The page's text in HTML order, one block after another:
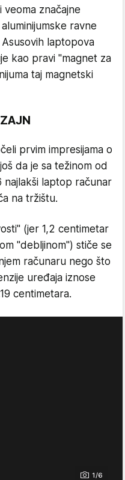
značajne
ravne
laptopova
kao pravi "magnet za
taj magnetski
prvim impresijama o
da je sa težinom od
najlakši laptop računar
na tržištu.
(jer 1,2 centimetar
"debljinom") stiče se
računaru nego što
uređaja iznose
centimetara.
1/6